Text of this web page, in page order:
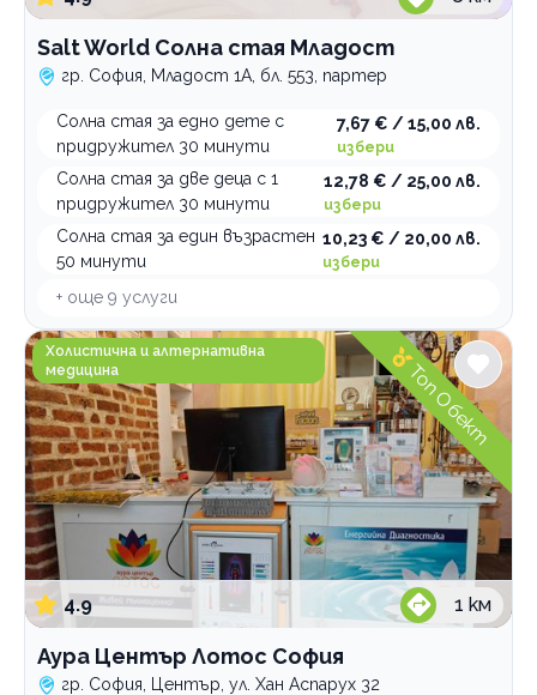
Salt World Солна стая Младост
гр. София, Младост 1А, бл. 553, партер
Солна стая за едно дете с
придружител 30 минути
7,67 € / 15,00 лв.
избери
Солна стая за две деца с 1
придружител 30 минути
12,78 € / 25,00 лв.
избери
Солна стая за един възрастен
50 минути
10,23 € / 20,00 лв.
избери
+ още 9 услуги
Аура Център Лотос София
Холистична и алтернативна
медицина
4.9 1 км
Аура Център Лотос София
гр. София, Център, ул. Хан Аспарух 32
Топ Обект